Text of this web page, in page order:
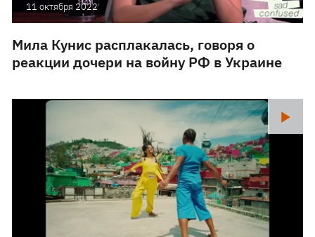
11 октября 2022
Мила Кунис расплакалась, говоря о
реакции дочери на войну РФ в Украине